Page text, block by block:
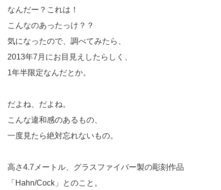
なんだー？これは！
こんなのあったっけ？？
気になったので、調べてみたら、
2013年7月にお目見えしたらしく、
1年半限定なんだとか。
だよね、だよね。
こんな違和感のあるもの、
一度見たら絶対忘れないもの。
高さ4.7メートル、グラスファイバー製の彫刻作品
「Hahn/Cock」とのこと。